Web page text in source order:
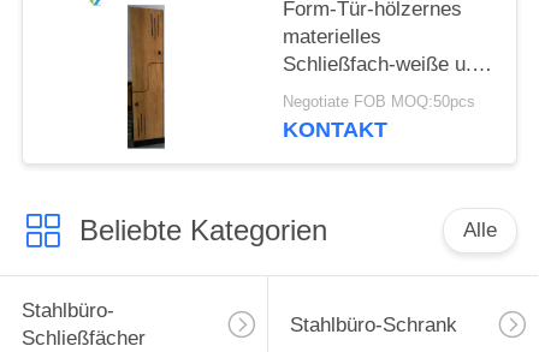
Form-Tür-hölzernes
materielles
Schließfach-weiße u.
natürliche Eiche
Elegent neue Entwurfs-
Negotiate FOB MOQ:50pcs
KONTAKT
Beliebte Kategorien Alle
Stahlbüro-
Schließfächer
Stahlbüro-Schrank